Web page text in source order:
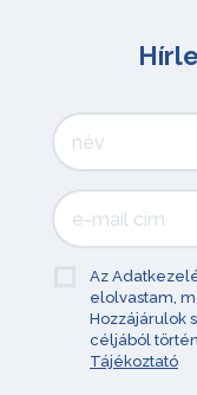
Az
elolvastam,
Hozzájárulok
céljából
Tájékoztató